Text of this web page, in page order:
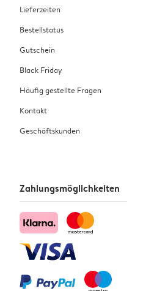
Lieferzeiten
Bestellstatus
Gutschein
Black Friday
Häufig gestellte Fragen
Kontakt
Geschäftskunden
Zahlungsmöglichkeiten